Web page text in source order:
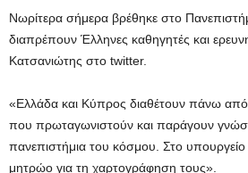
Νωρίτερα σήμερα βρέθηκε στο
διαπρέπουν Έλληνες καθηγητές και
Κατσανιώτης στο twitter.
«Ελλάδα και Κύπρος διαθέτουν πάνω
που πρωταγωνιστούν και παράγουν
πανεπιστήμια του κόσμου. Στο υπουργείο
μητρώο για τη χαρτογράφηση τους».